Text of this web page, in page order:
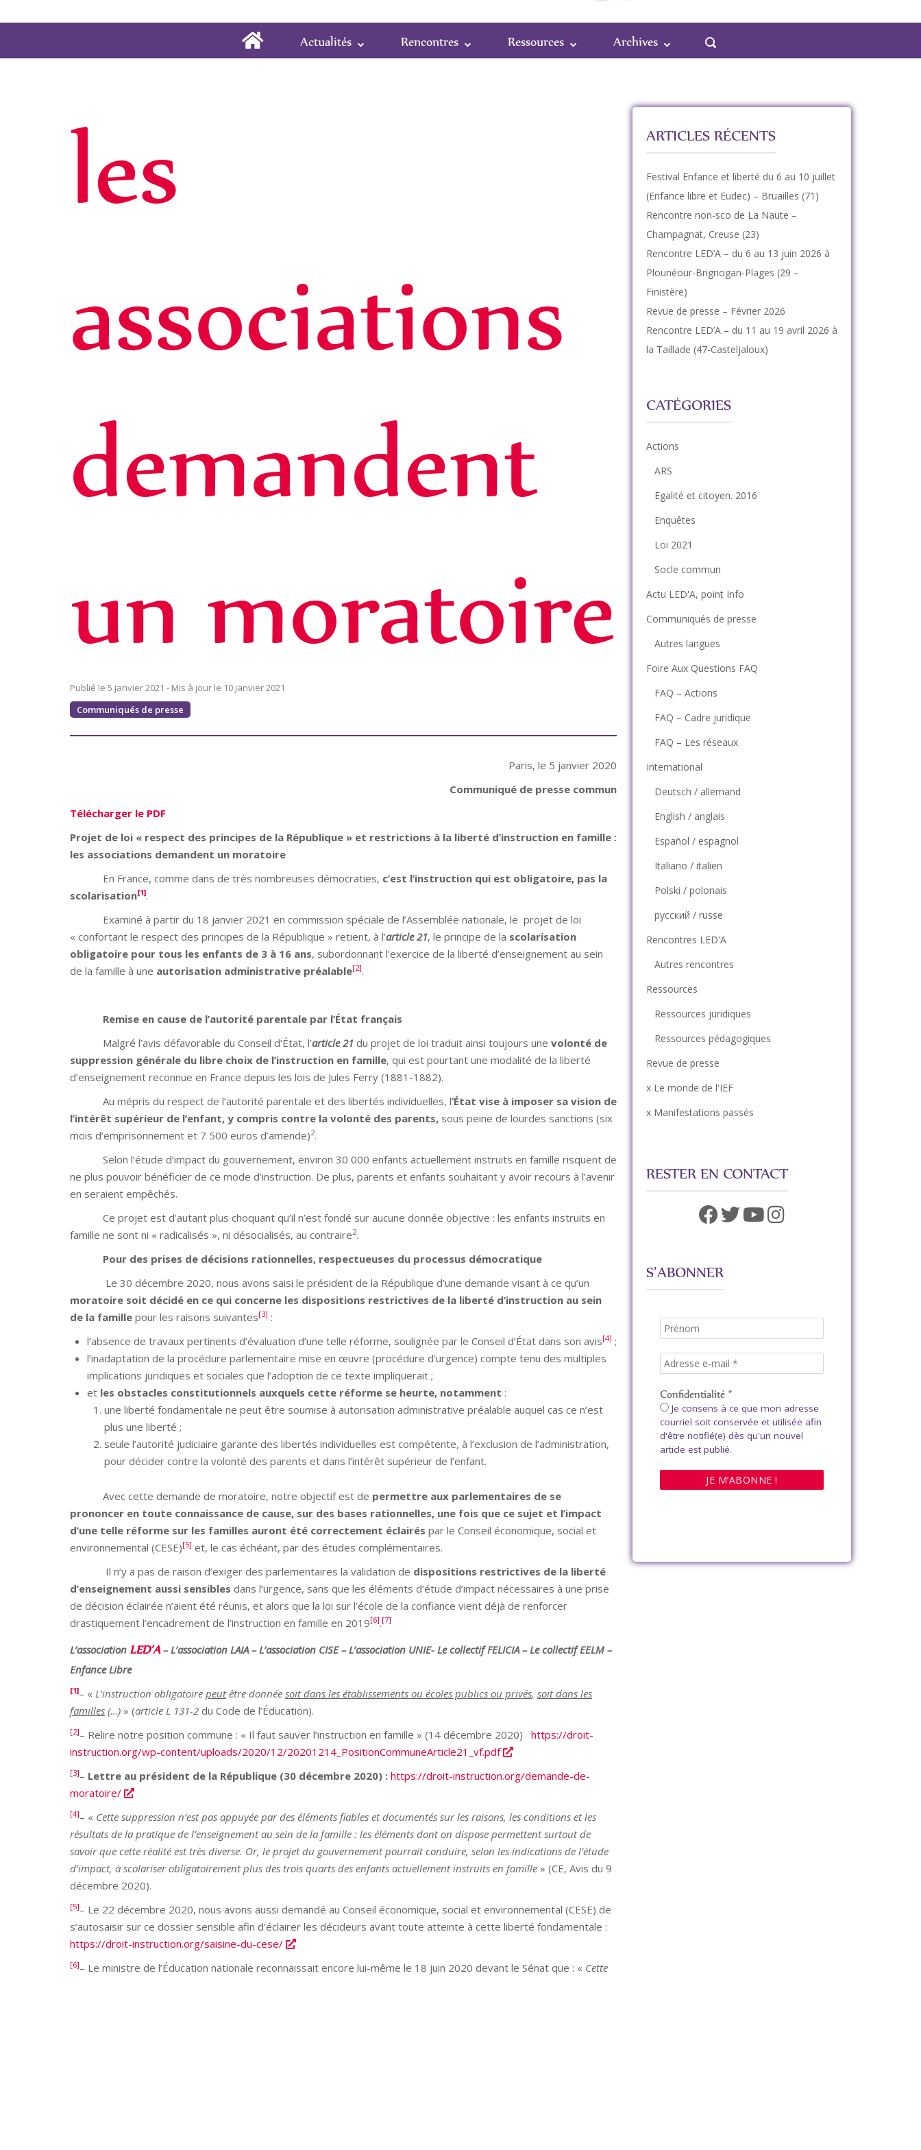
Actualités Rencontres Ressources Archives
OUVRIR
LA
BARRE
les
associations
demandent
un moratoire
5 janvier 2021
10 janvier 2021
Communiqués de presse
Paris, le 5 janvier 2020
Communiqué de presse commun
Télécharger le PDF
Projet de loi « respect des principes de la République » et restrictions à la liberté d’instruction en famille :
les associations demandent un moratoire
En France, comme dans de très nombreuses démocraties, c’est l’instruction qui est obligatoire, pas la
scolarisation[1].
Examiné à partir du 18 janvier 2021 en commission spéciale de l’Assemblée nationale, le projet de loi
« confortant le respect des principes de la République » retient, à l’article 21, le principe de la scolarisation
obligatoire pour tous les enfants de 3 à 16 ans, subordonnant l’exercice de la liberté d’enseignement au sein
de la famille à une autorisation administrative préalable[2].
Remise en cause de l’autorité parentale par l’État français
Malgré l’avis défavorable du Conseil d’État, l’article 21 du projet de loi traduit ainsi toujours une volonté de
suppression générale du libre choix de l’instruction en famille, qui est pourtant une modalité de la liberté
d’enseignement reconnue en France depuis les lois de Jules Ferry (1881-1882).
Au mépris du respect de l’autorité parentale et des libertés individuelles, l’État vise à imposer sa vision de
l’intérêt supérieur de l’enfant, y compris contre la volonté des parents, sous peine de lourdes sanctions (six
mois d’emprisonnement et 7 500 euros d’amende)2.
Selon l’étude d’impact du gouvernement, environ 30 000 enfants actuellement instruits en famille risquent de
ne plus pouvoir bénéficier de ce mode d’instruction. De plus, parents et enfants souhaitant y avoir recours à l’avenir
en seraient empêchés.
Ce projet est d’autant plus choquant qu’il n’est fondé sur aucune donnée objective : les enfants instruits en
famille ne sont ni « radicalisés », ni désocialisés, au contraire2.
Pour des prises de décisions rationnelles, respectueuses du processus démocratique
Le 30 décembre 2020, nous avons saisi le président de la République d’une demande visant à ce qu’un
moratoire soit décidé en ce qui concerne les dispositions restrictives de la liberté d’instruction au sein
de la famille pour les raisons suivantes[3] :
l’absence de travaux pertinents d’évaluation d’une telle réforme, soulignée par le Conseil d’État dans son avis[4] ;
l’inadaptation de la procédure parlementaire mise en œuvre (procédure d’urgence) compte tenu des multiples
implications juridiques et sociales que l’adoption de ce texte impliquerait ;
et les obstacles constitutionnels auxquels cette réforme se heurte, notamment :
une liberté fondamentale ne peut être soumise à autorisation administrative préalable auquel cas ce n’est
plus une liberté ;
seule l’autorité judiciaire garante des libertés individuelles est compétente, à l’exclusion de l’administration,
pour décider contre la volonté des parents et dans l’intérêt supérieur de l’enfant.
Avec cette demande de moratoire, notre objectif est de permettre aux parlementaires de se
prononcer en toute connaissance de cause, sur des bases rationnelles, une fois que ce sujet et l’impact
d’une telle réforme sur les familles auront été correctement éclairés par le Conseil économique, social et
environnemental (CESE)[5] et, le cas échéant, par des études complémentaires.
Il n’y a pas de raison d’exiger des parlementaires la validation de dispositions restrictives de la liberté
d’enseignement aussi sensibles dans l’urgence, sans que les éléments d’étude d’impact nécessaires à une prise
de décision éclairée n’aient été réunis, et alors que la loi sur l’école de la confiance vient déjà de renforcer
drastiquement l’encadrement de l’instruction en famille en 2019[6].[7]
L’association LED’A–L’association LAIA –L’association CISE –L’association UNIE- Le collectif FELICIA – Le collectif EELM –
Enfance Libre
[1]– « L’instruction obligatoire peutêtre donnée soit dans les établissements ou écoles publics ou privés, soit dans les
familles (…) » (article L 131-2 du Code de l’Éducation).
[2]– Relire notre position commune : « Il faut sauver l’instruction en famille » (14 décembre 2020) https://droit-
instruction.org/wp-content/uploads/2020/12/20201214_PositionCommuneArticle21_vf.pdf
[3]– Lettre au président de la République (30 décembre 2020) : https://droit-instruction.org/demande-de-
moratoire/
[4]– « Cette suppression n’est pas appuyée par des éléments fiables et documentés sur les raisons, les conditions et les
résultats de la pratique de l’enseignement au sein de la famille : les éléments dont on dispose permettent surtout de
savoir que cette réalité est très diverse. Or, le projet du gouvernement pourrait conduire, selon les indications de l’étude
d’impact, à scolariser obligatoirement plus des trois quarts des enfants actuellement instruits en famille » (CE, Avis du 9
décembre 2020).
[5]– Le 22 décembre 2020, nous avons aussi demandé au Conseil économique, social et environnemental (CESE) de
s’autosaisir sur ce dossier sensible afin d’éclairer les décideurs avant toute atteinte à cette liberté fondamentale :
https://droit-instruction.org/saisine-du-cese/
[6]– Le ministre de l’Éducation nationale reconnaissait encore lui-même le 18 juin 2020 devant le Sénat que : « Cette
ARTICLES RÉCENTS
Festival Enfance et liberté du 6 au 10 juillet
(Enfance libre et Eudec) – Bruailles (71)
Rencontre non-sco de La Naute –
Champagnat, Creuse (23)
Rencontre LED’A – du 6 au 13 juin 2026 à
Plounéour-Brignogan-Plages (29 –
Finistère)
Revue de presse – Février 2026
Rencontre LED’A – du 11 au 19 avril 2026 à
la Taillade (47-Casteljaloux)
CATÉGORIES
Actions
ARS
Egalité et citoyen. 2016
Enquêtes
Loi 2021
Socle commun
Actu LED'A, point Info
Communiqués de presse
Autres langues
Foire Aux Questions FAQ
FAQ – Actions
FAQ – Cadre juridique
FAQ – Les réseaux
International
Deutsch / allemand
English / anglais
Español / espagnol
Italiano / italien
Polski / polonais
русский / russe
Rencontres LED'A
Autres rencontres
Ressources
Ressources juridiques
Ressources pédagogiques
Revue de presse
x Le monde de l'IEF
x Manifestations passés
RESTER EN CONTACT
S’ABONNER
Confidentialité *
Je consens à ce que mon adresse
courriel soit conservée et utilisée afin
d'être notifié(e) dès qu'un nouvel
article est publié.